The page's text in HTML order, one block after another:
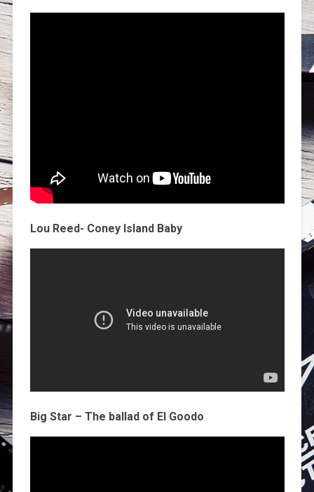
Lou Reed- Coney Island Baby
Big Star – The ballad of El Goodo